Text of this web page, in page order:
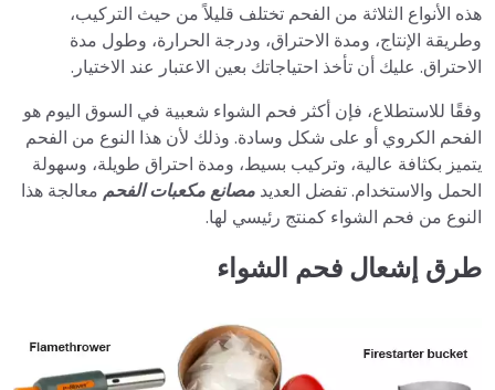
هذه الأنواع الثلاثة من الفحم تختلف قليلاً من حيث التركيب،
وطريقة الإنتاج، ومدة الاحتراق، ودرجة الحرارة، وطول مدة
الاحتراق. عليك أن تأخذ احتياجاتك بعين الاعتبار عند الاختيار.
وفقًا للاستطلاع، فإن أكثر فحم الشواء شعبية في السوق اليوم هو
الفحم الكروي أو على شكل وسادة. وذلك لأن هذا النوع من الفحم
يتميز بكثافة عالية، وتركيب بسيط، ومدة احتراق طويلة، وسهولة
الحمل والاستخدام. تفضل العديد مصانع مكعبات الفحم معالجة هذا
النوع من فحم الشواء كمنتج رئيسي لها.
طرق إشعال فحم الشواء